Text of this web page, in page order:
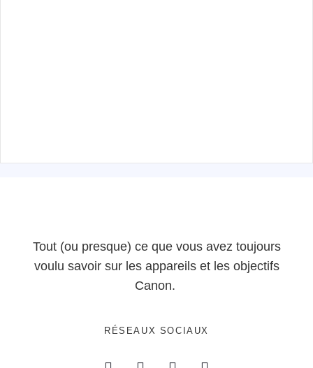
Tout (ou presque) ce que vous avez toujours
voulu savoir sur les appareils et les objectifs
Canon.
RÉSEAUX SOCIAUX